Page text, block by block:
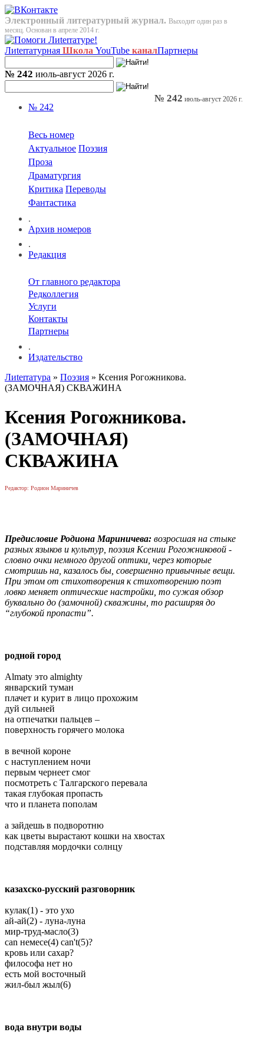
Электронный литературный журнал. Выходит один раз в
месяц. Основан в апреле 2014 г.
Лиterraтурная Школа YouTube каналПартнеры
№ 242 июль-август 2026 г.
№ 242
Весь номер
Актуальное Поэзия
Проза
Драматургия
Критика Переводы
Фантастика
.
Архив номеров
.
Редакция
От главного редактора
Редколлегия
Услуги
Контакты
Партнеры
.
Издательство
№ 242 июль-август 2026 г.
Лиterraтура » Поэзия » Ксения Рогожникова.
(ЗАМОЧНАЯ) СКВАЖИНА
Ксения Рогожникова.
(ЗАМОЧНАЯ)
СКВАЖИНА
Редактор: Родион Мариничев
Предисловие Родиона Мариничева: возросшая на стыке
разных языков и культур, поэзия Ксении Рогожниковой -
словно очки немного другой оптики, через которые
смотришь на, казалось бы, совершенно привычные вещи.
При этом от стихотворения к стихотворению поэт
ловко меняет оптические настройки, то сужая обзор
буквально до (замочной) скважины, то расширяя до
“глубокой пропасти”.
родной город
Almaty это almighty
январский туман
плачет и курит в лицо прохожим
дуй сильней
на отпечатки пальцев –
поверхность горячего молока
в вечной короне
с наступлением ночи
первым чернеет смог
посмотреть с Талгарского перевала
такая глубокая пропасть
что и планета пополам
а зайдешь в подворотню
как цветы вырастают кошки на хвостах
подставляя мордочки солнцу
казахско-русский разговорник
кулак(1) - это ухо
ай-ай(2) - луна-луна
мир-труд-масло(3)
сan немесе(4) can't(5)?
кровь или сахар?
философа нет но
есть мой восточный
жил-был жыл(6)
вода внутри воды